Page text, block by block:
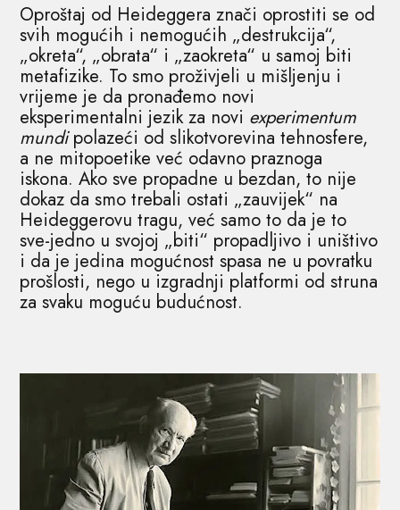
Oproštaj od Heideggera znači oprostiti se od
svih mogućih i nemogućih „destrukcija“,
„okreta“, „obrata“ i „zaokreta“ u samoj biti
metafizike. To smo proživjeli u mišljenju i
vrijeme je da pronađemo novi
eksperimentalni jezik za novi experimentum
mundipolazeći od slikotvorevina tehnosfere,
a ne mitopoetike već odavno praznoga
iskona. Ako sve propadne u bezdan, to nije
dokaz da smo trebali ostati „zauvijek“ na
Heideggerovu tragu, već samo to da je to
sve-jedno u svojoj „biti“ propadljivo i uništivo
i da je jedina mogućnost spasa ne u povratku
prošlosti, nego u izgradnji platformi od struna
za svaku moguću budućnost.